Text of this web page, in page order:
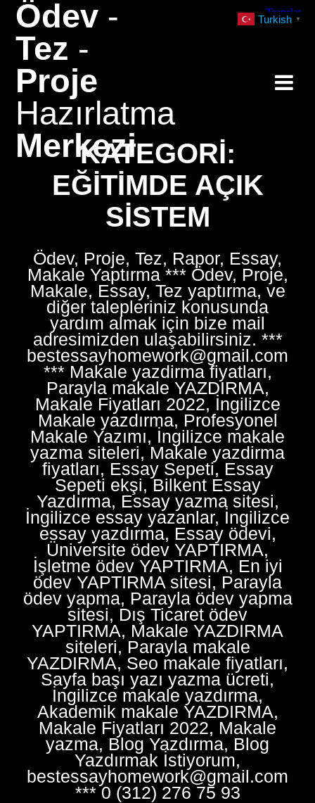
Ödev -
Tez -
Proje
Hazırlatma
MerkeziKATEGORI:
EĞITIMDE AÇIK
SISTEM
Ödev, Proje, Tez, Rapor, Essay,
Makale Yaptırma *** Ödev, Proje,
Makale, Essay, Tez yaptırma, ve
diğer talepleriniz konusunda
yardım almak için bize mail
adresimizden ulaşabilirsiniz. ***
bestessayhomework@gmail.com
*** Makale yazdirma fiyatları,
Parayla makale YAZDIRMA,
Makale Fiyatları 2022, İngilizce
Makale yazdırma, Profesyonel
Makale Yazımı, İngilizce makale
yazma siteleri, Makale yazdirma
fiyatları, Essay Sepeti, Essay
Sepeti ekşi, Bilkent Essay
Yazdırma, Essay yazma sitesi,
İngilizce essay yazanlar, İngilizce
essay yazdırma, Essay ödevi,
Üniversite ödev YAPTIRMA,
İşletme ödev YAPTIRMA, En iyi
ödev YAPTIRMA sitesi, Parayla
ödev yapma, Parayla ödev yapma
sitesi, Dış Ticaret ödev
YAPTIRMA, Makale YAZDIRMA
siteleri, Parayla makale
YAZDIRMA, Seo makale fiyatları,
Sayfa başı yazı yazma ücreti,
İngilizce makale yazdırma,
Akademik makale YAZDIRMA,
Makale Fiyatları 2022, Makale
yazma, Blog Yazdırma, Blog
Yazdırmak İstiyorum,
bestessayhomework@gmail.com
*** 0 (312) 276 75 93
Turkish ▼